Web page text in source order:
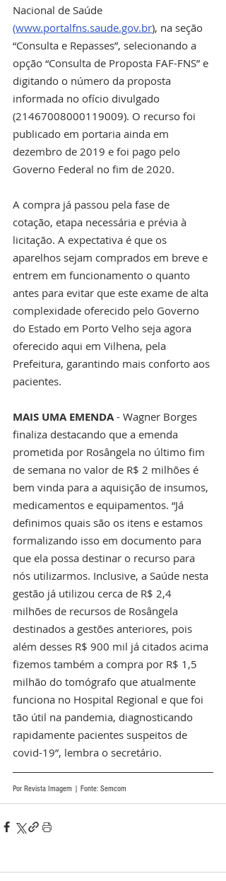
Nacional de Saúde
(www.portalfns.saude.gov.br), na seção
“Consulta e Repasses”, selecionando a
opção “Consulta de Proposta FAF-FNS” e
digitando o número da proposta
informada no ofício divulgado
(21467008000119009). O recurso foi
publicado em portaria ainda em
dezembro de 2019 e foi pago pelo
Governo Federal no fim de 2020.
A compra já passou pela fase de
cotação, etapa necessária e prévia à
licitação. A expectativa é que os
aparelhos sejam comprados em breve e
entrem em funcionamento o quanto
antes para evitar que este exame de alta
complexidade oferecido pelo Governo
do Estado em Porto Velho seja agora
oferecido aqui em Vilhena, pela
Prefeitura, garantindo mais conforto aos
pacientes.
MAIS UMA EMENDA - Wagner Borges
finaliza destacando que a emenda
prometida por Rosângela no último fim
de semana no valor de R$ 2 milhões é
bem vinda para a aquisição de insumos,
medicamentos e equipamentos. “Já
definimos quais são os itens e estamos
formalizando isso em documento para
que ela possa destinar o recurso para
nós utilizarmos. Inclusive, a Saúde nesta
gestão já utilizou cerca de R$ 2,4
milhões de recursos de Rosângela
destinados a gestões anteriores, pois
além desses R$ 900 mil já citados acima
fizemos também a compra por R$ 1,5
milhão do tomógrafo que atualmente
funciona no Hospital Regional e que foi
tão útil na pandemia, diagnosticando
rapidamente pacientes suspeitos de
covid-19”, lembra o secretário.
Por Revista Imagem | Fonte: Semcom